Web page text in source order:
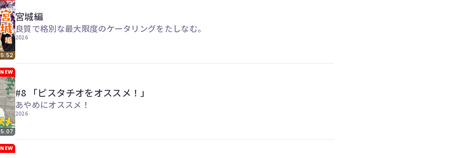
宮城編
良質で格別な最大限度のケータリングをたしなむ。
2026
NEW
#8 「ピスタチオをオススメ！」
あやめにオススメ！
2026
NEW